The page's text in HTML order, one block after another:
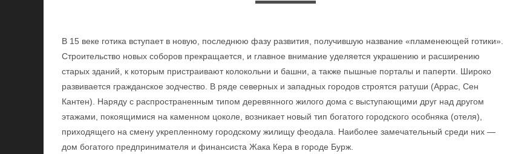
В 15 веке готика вступает в новую, последнюю фазу развития, получившую название «пламенеющей готики».
Строительство новых соборов прекращается, и главное внимание уделяется украшению и расширению
старых зданий, к которым пристраивают колокольни и башни, а также пышные порталы и паперти. Широко
развивается гражданское зодчество. В ряде северных и западных городов строятся ратуши (Аррас, Сен
Кантен). Наряду с распространенным типом деревянного жилого дома с выступающими друг над другом
этажами, покоящимися на каменном цоколе, возникает новый тип богатого городского особняка (отеля),
приходящего на смену укрепленному городскому жилищу феодала. Наиболее замечательный среди них —
дом богатого предпринимателя и финансиста Жака Кера в городе Бурж.